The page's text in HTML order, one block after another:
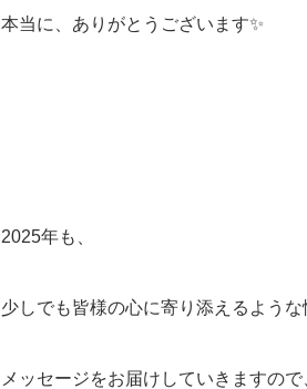
本当に、ありがとうございます✨
2025年も、
少しでも皆様の心に寄り添えるような
メッセージをお届けしていきますので